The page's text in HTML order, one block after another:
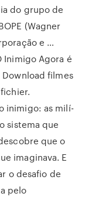
do grupo de
(Wagner
e …
Inimigo Agora é
filmes
inimigo: as milí­
sistema que
que o
imaginava. E
o desafio de
pelo